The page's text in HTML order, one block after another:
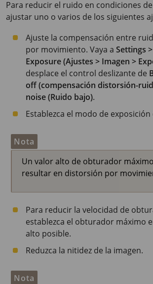
Para reducir el ruido en condiciones
ajustar uno o varios de los siguientes
Ajuste la compensación entre
por movimiento. Vaya a Settings
Exposure (Ajustes > Imagen >
desplace el control deslizante de
off (compensación distorsión-
noise (Ruido bajo).
Establezca el modo de
Nota
Un valor alto de obturador
resultar en distorsión por
Para reducir la velocidad de
establezca el obturador máximo
alto posible.
Reduzca la nitidez de la imagen.
Nota